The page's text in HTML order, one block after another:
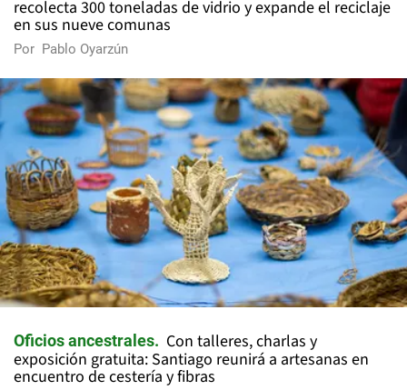
recolecta 300 toneladas de vidrio y expande el reciclaje
en sus nueve comunas
Por Pablo Oyarzún
Oficios ancestrales
Con talleres, charlas y
exposición gratuita: Santiago reunirá a artesanas en
encuentro de cestería y fibras